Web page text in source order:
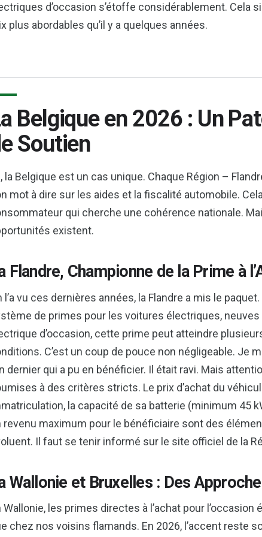
d’occasion s’étoffe considérablement. Cela
plus abordables qu’il y a quelques années.
Belgique en 2026 : Un
Soutien
la Belgique est un cas unique. Chaque Région –
mot à dire sur les aides et la fiscalité automobile.
qui cherche une cohérence nationale.
existent.
Flandre, Championne de la Prime à
l’a vu ces dernières années, la Flandre a mis le
de primes pour les voitures électriques, neuves
d’occasion, cette prime peut atteindre
C’est un coup de pouce non négligeable. Je
dernier qui a pu en bénéficier. Il était ravi. Mais
à des critères stricts. Le prix d’achat du
la capacité de sa batterie (minimum 45
revenu maximum pour le bénéficiaire sont des
Il faut se tenir informé sur le site officiel de la
Wallonie et Bruxelles : Des
Wallonie, les primes directes à l’achat pour
chez nos voisins flamands. En 2026, l’accent reste